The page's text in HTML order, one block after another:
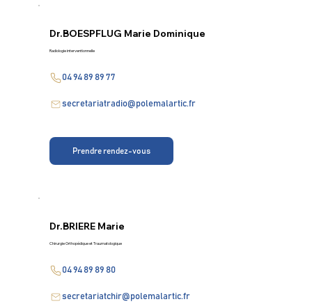
Dr.BOESPFLUG Marie Dominique
Radiologie interventionnelle
04 94 89 89 77
secretariatradio@polemalartic.fr
Prendre rendez-vous
Dr.BRIERE Marie
Chirurgie Orthopédique et Traumatologique
04 94 89 89 80
secretariatchir@polemalartic.fr